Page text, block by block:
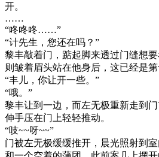
开。
……
“咚咚咚……”
“计先生，您还在吗？”
黎丰敲着门，踮起脚来透过门缝想
则皱着眉头站在他身后，这已经是第
“丰儿，你让开一些。”
“哦。”
黎丰让到一边，而左无极重新走到
伸手压在门上轻轻推动。
“吱~~呀~~”
门被左无极缓缓推开，晨光照射到